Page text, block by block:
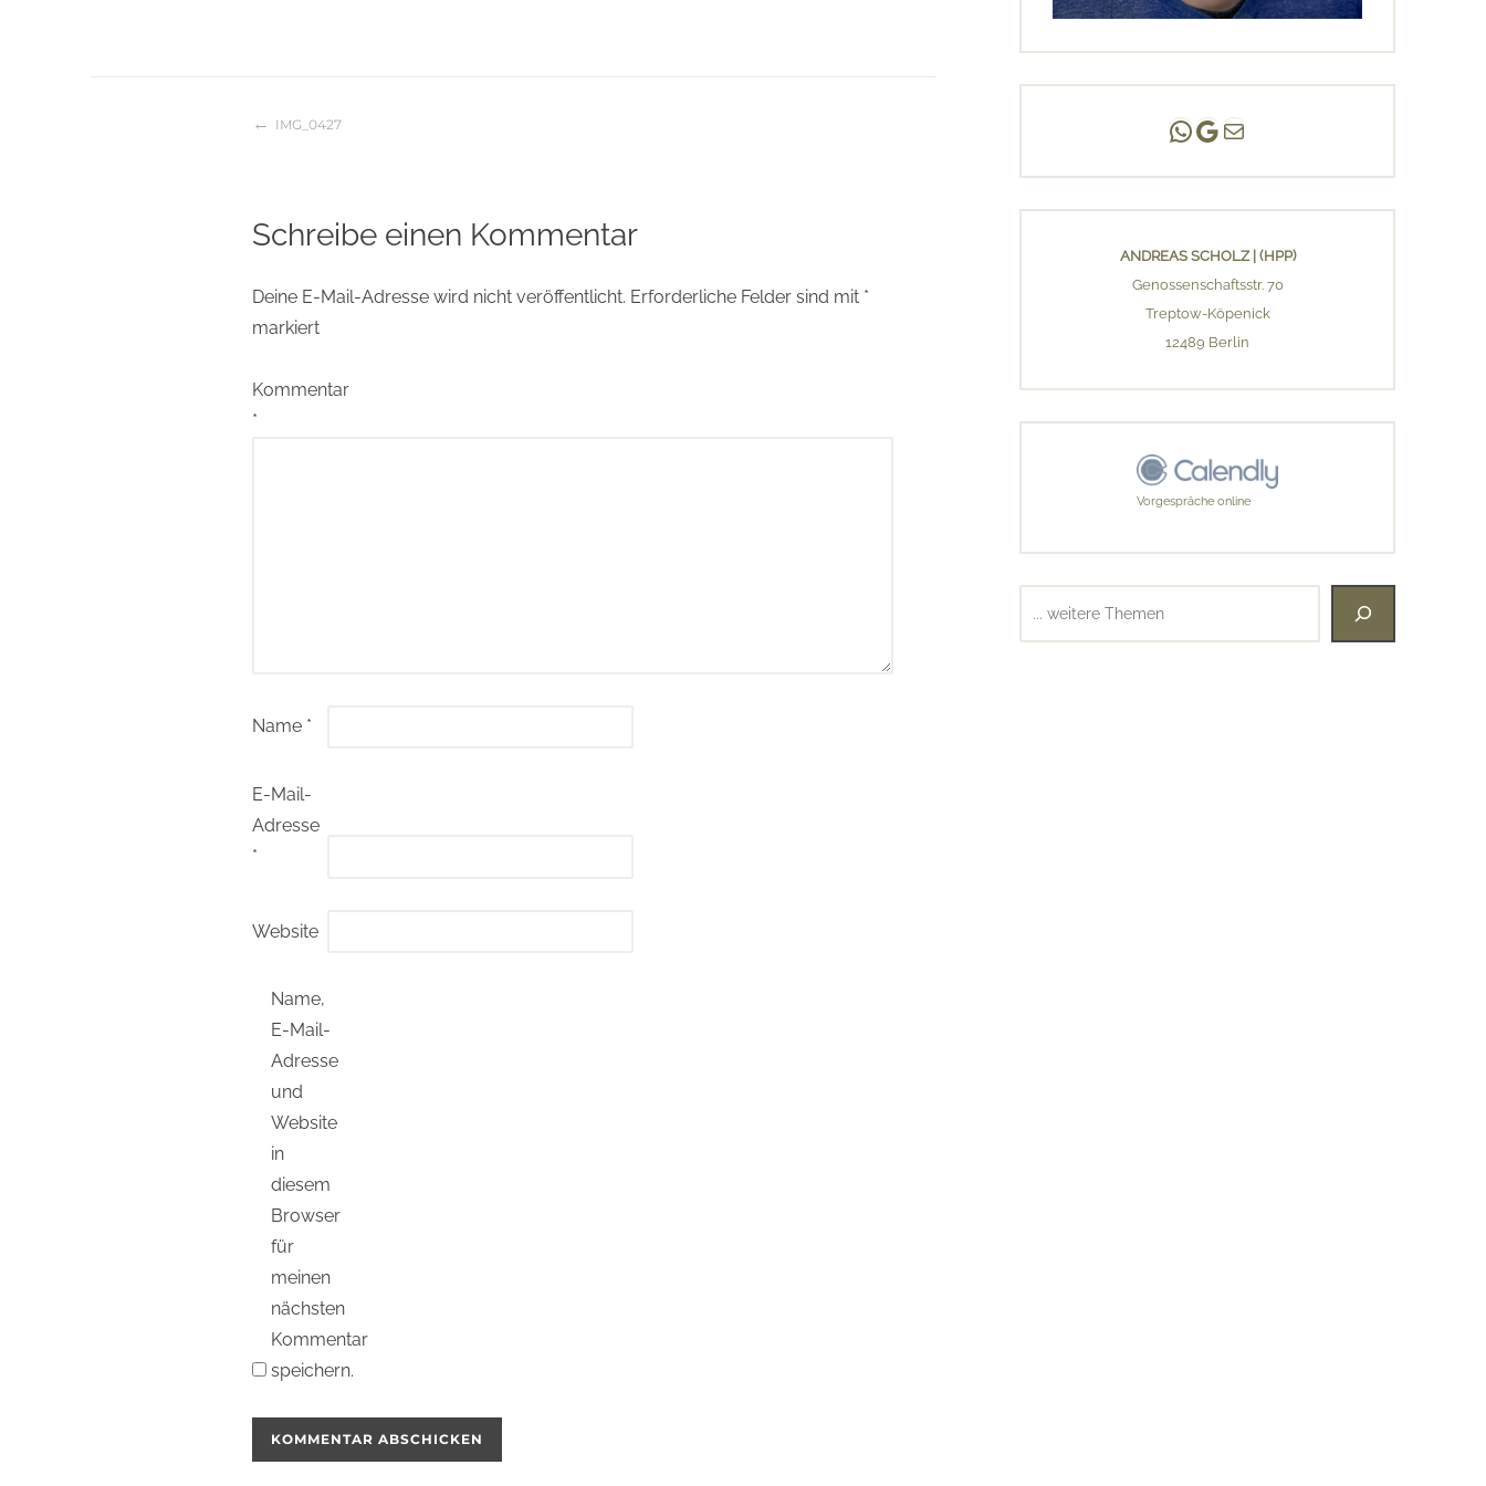
Beitragsnavigation
IMG_0427
Schreibe einen Kommentar
Deine E-Mail-Adresse wird nicht veröffentlicht. Erforderliche Felder sind mit *
markiert
Kommentar
*
Name *
E-Mail-
Adresse
*
Website
Name,
E-Mail-
Adresse
und
Website
in
diesem
Browser
für
meinen
nächsten
Kommentar
speichern.
Andreas Scholz | (HPP)
Praxis Adlershof
E-Mail an mich ...
ANDREAS SCHOLZ | (HPP)
Genossenschaftsstr. 70
Treptow-Köpenick
12489 Berlin
Vorgespräche online